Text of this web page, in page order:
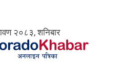
२०८३, शनिबार